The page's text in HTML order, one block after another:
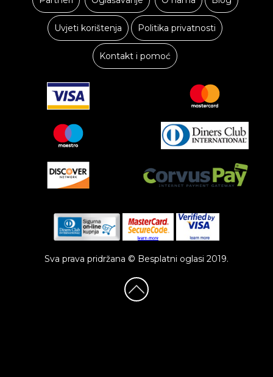
Uvjeti korištenja Politika privatnosti
Kontakt i pomoć
Sva prava pridržana © Besplatni oglasi 2019.